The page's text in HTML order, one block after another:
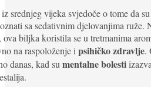
srednjeg vijeka svjedoče o tome da
sa sedativnim djelovanjima ruže.
ova biljka koristila se u tretmanima
na raspoloženje ipsihičko zdravlje.
danas, kad sumentalne bolesti